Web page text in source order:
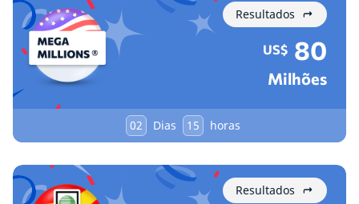
Resultados
US$ 80
Milhões
02 Dias 15 horas
Resultados